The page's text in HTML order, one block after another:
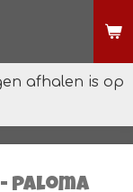
afhalen is op
- Paloma